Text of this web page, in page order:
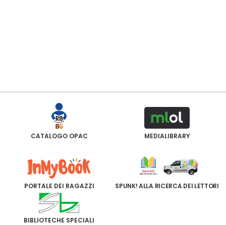
CATALOGO OPAC MEDIALIBRARY
PORTALE DEI RAGAZZI SPUNK! ALLA RICERCA DEI LETTORI
BIBLIOTECHE SPECIALI